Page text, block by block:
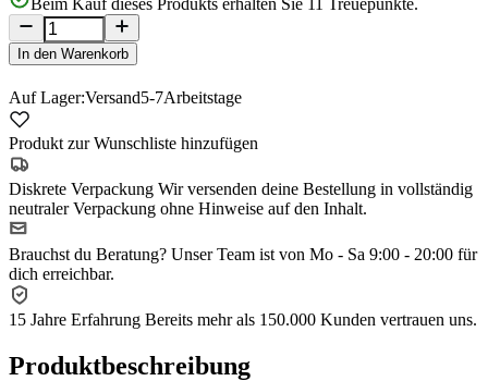
In den Warenkorb
Auf Lager:Versand5-7Arbeitstage
Produkt zur Wunschliste hinzufügen
Diskrete Verpackung Wir versenden deine Bestellung in vollständig
neutraler Verpackung ohne Hinweise auf den Inhalt.
Brauchst du Beratung? Unser Team ist von Mo - Sa 9:00 - 20:00 für
dich erreichbar.
15 Jahre Erfahrung Bereits mehr als 150.000 Kunden vertrauen uns.
Produktbeschreibung